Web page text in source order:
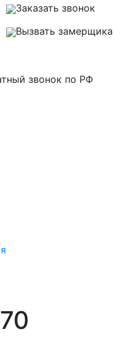
Заказать звонок
Вызвать замерщика
звонок по РФ